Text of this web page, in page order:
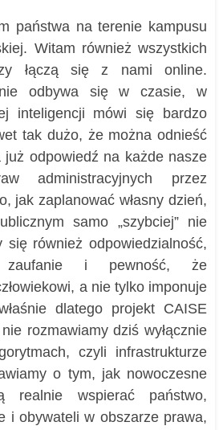
państwa na terenie kampusu
Witam również wszystkich
łączą się z nami online.
odbywa się w czasie, w
inteligencji mówi się bardzo
tak dużo, że można odnieść
odpowiedź na każde nasze
administracyjnych przez
jak zaplanować własny dzień,
samo „szybciej” nie
się również odpowiedzialność,
zaufanie i pewność, że
a nie tylko imponuje
dlatego projekt CAISE
rozmawiamy dziś wyłącznie
czyli infrastrukturze
o tym, jak nowoczesne
realnie wspierać państwo,
i obywateli w obszarze prawa,